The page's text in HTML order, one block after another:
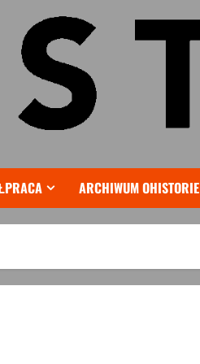
ARCHIWUM OHISTORIE